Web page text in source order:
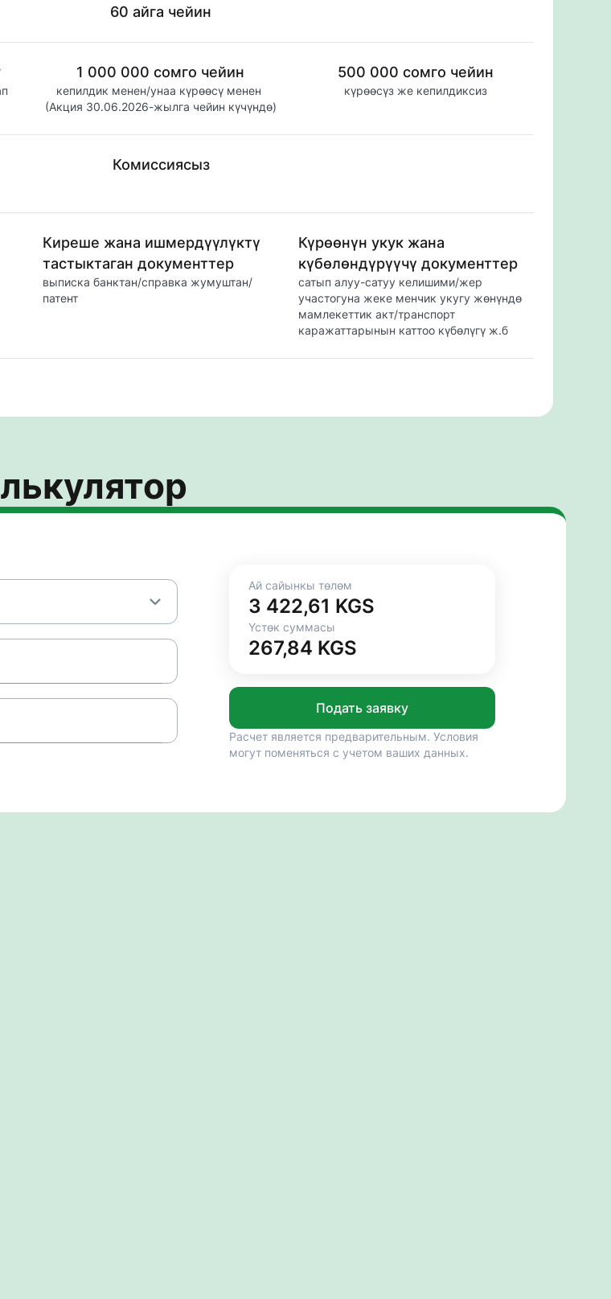
60 айга чейин
1 000 000 сомго чейин
кепилдик менен/унаа күрөөсү менен
(Акция 30.06.2026-жылга чейин күчүндө)
500 000 сомго чейин
күрөөсүз же кепилдиксиз
Комиссиясыз
Киреше жана ишмердүүлүктү
тастыктаган документтер
выписка банктан/справка жумуштан/
патент
Күрөөнүн укук жана
күбөлөндүрүүчү документтер
сатып алуу-сатуу келишими/жер
участогуна жеке менчик укугу жөнүндө
мамлекеттик акт/транспорт
каражаттарынын каттоо күбөлүгү ж.б
Ай сайынкы төлөм
3 422,61 KGS
Үстөк суммасы
267,84 KGS
Подать заявку
Расчет является предварительным. Условия
могут поменяться с учетом ваших данных.